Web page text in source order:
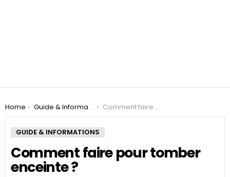
You are here:
Home Guide & Informations Comment faire pour tomber enceinte ?
GUIDE & INFORMATIONS
Comment faire pour tomber
enceinte ?